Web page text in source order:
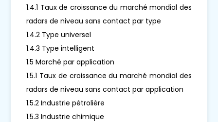
1.4.1 Taux de croissance du marché mondial des
radars de niveau sans contact par type
1.4.2 Type universel
1.4.3 Type intelligent
1.5 Marché par application
1.5.1 Taux de croissance du marché mondial des
radars de niveau sans contact par application
1.5.2 Industrie pétrolière
1.5.3 Industrie chimique